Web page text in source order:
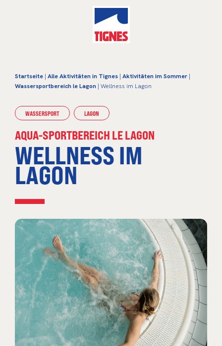
Startseite | Alle Aktivitäten in Tignes | Aktivitäten im Sommer |
Wassersportbereich le Lagon | Wellness im Lagon
WASSERSPORT LAGON
AQUA-SPORTBEREICH LE LAGON
WELLNESS IM
LAGON